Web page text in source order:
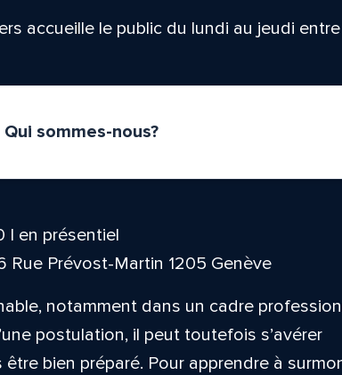
accueille le public du lundi au jeudi
Qui sommes-nous?
| en présentiel
Rue Prévost-Martin 1205 Genève
notamment dans un cadre
postulation, il peut toutefois s’avérer
bien préparé. Pour apprendre à